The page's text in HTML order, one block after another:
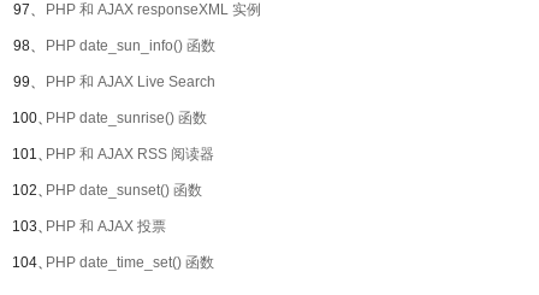
97、 PHP 和 AJAX responseXML 实例
98、 PHP date_sun_info() 函数
99、 PHP 和 AJAX Live Search
100、PHP date_sunrise() 函数
101、PHP 和 AJAX RSS 阅读器
102、PHP date_sunset() 函数
103、PHP 和 AJAX 投票
104、PHP date_time_set() 函数